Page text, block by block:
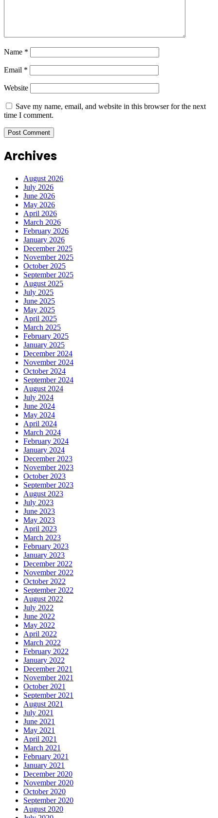
Name *
Email *
Website
Save my name, email, and website in this browser for the next
time I comment.
Archives
August 2026
July 2026
June 2026
May 2026
April 2026
March 2026
February 2026
January 2026
December 2025
November 2025
October 2025
September 2025
August 2025
July 2025
June 2025
May 2025
April 2025
March 2025
February 2025
January 2025
December 2024
November 2024
October 2024
September 2024
August 2024
July 2024
June 2024
May 2024
April 2024
March 2024
February 2024
January 2024
December 2023
November 2023
October 2023
September 2023
August 2023
July 2023
June 2023
May 2023
April 2023
March 2023
February 2023
January 2023
December 2022
November 2022
October 2022
September 2022
August 2022
July 2022
June 2022
May 2022
April 2022
March 2022
February 2022
January 2022
December 2021
November 2021
October 2021
September 2021
August 2021
July 2021
June 2021
May 2021
April 2021
March 2021
February 2021
January 2021
December 2020
November 2020
October 2020
September 2020
August 2020